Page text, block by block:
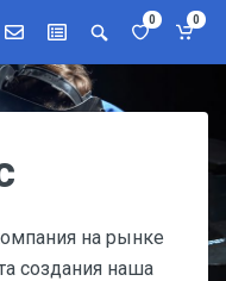
0 0
на рынке
создания наша